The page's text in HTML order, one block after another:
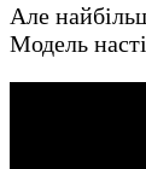
Але
Модель